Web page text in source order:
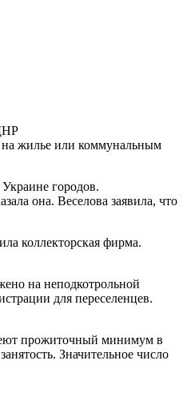
на жилье или коммунальным
городов.
она. Веселова заявила, что
коллекторская фирма.
на неподкотрольной
для переселенцев.
прожиточный минимум в
Значительное число